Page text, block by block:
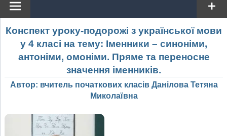
Конспект уроку-подорожі з української мови
у 4 класі на тему: Іменники – синоніми,
антоніми, омоніми. Пряме та переносне
значення іменників.
Автор: вчитель початкових класів Данілова Тетяна
Миколаївна